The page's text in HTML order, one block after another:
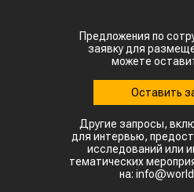
Предложения по
заявку для
можете
Оставить
Другие запросы,
для интервью,
исследований или
тематических
на: